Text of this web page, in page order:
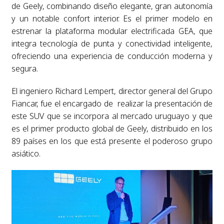
de Geely, combinando diseño elegante, gran autonomía
y un notable confort interior. Es el primer modelo en
estrenar la plataforma modular electrificada GEA, que
integra tecnología de punta y conectividad inteligente,
ofreciendo una experiencia de conducción moderna y
segura.
El ingeniero Richard Lempert, director general del Grupo
Fiancar, fue el encargado de realizar la presentación de
este SUV que se incorpora al mercado uruguayo y que
es el primer producto global de Geely, distribuido en los
89 países en los que está presente el poderoso grupo
asiático.